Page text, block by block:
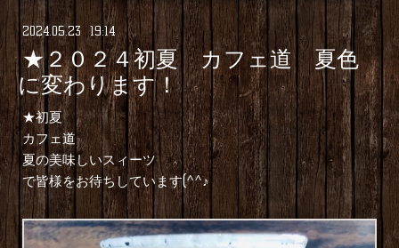
2024.05.23 19:14
★２０２４初夏 カフェ道 夏色
に変わります！
★初夏
カフェ道
夏の美味しいスィーツ
で皆様をお待ちしています(^^♪